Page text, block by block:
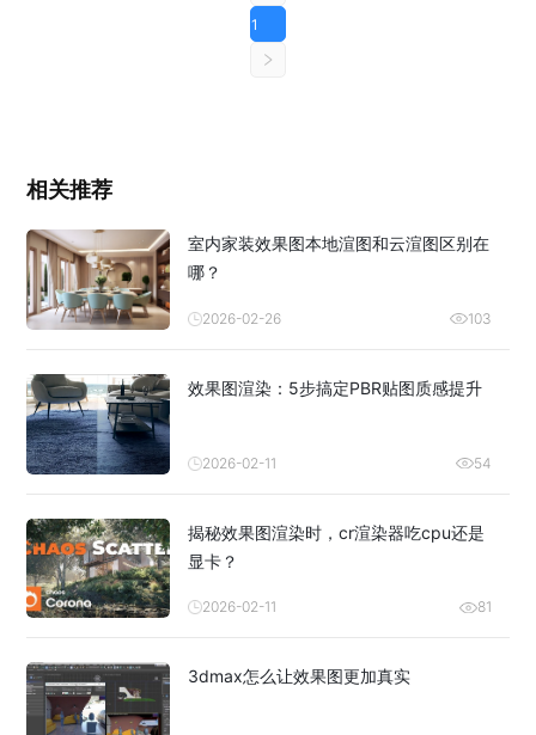
1
相关推荐
室内家装效果图本地渲图和云渲图区别在
哪？
2026-02-26 103
效果图渲染：5步搞定PBR贴图质感提升
2026-02-11 54
揭秘效果图渲染时，cr渲染器吃cpu还是
显卡？
2026-02-11 81
3dmax怎么让效果图更加真实